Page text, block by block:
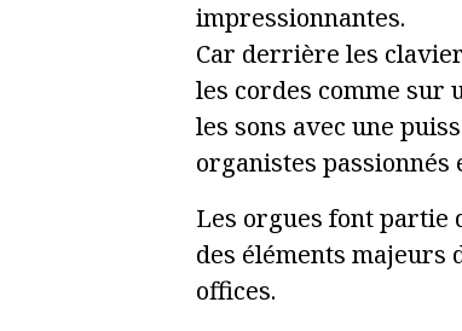
impressionnantes.
Car derrière les
les cordes comme sur
les sons avec une
organistes passionnés
Les orgues font partie
des éléments majeurs
offices.